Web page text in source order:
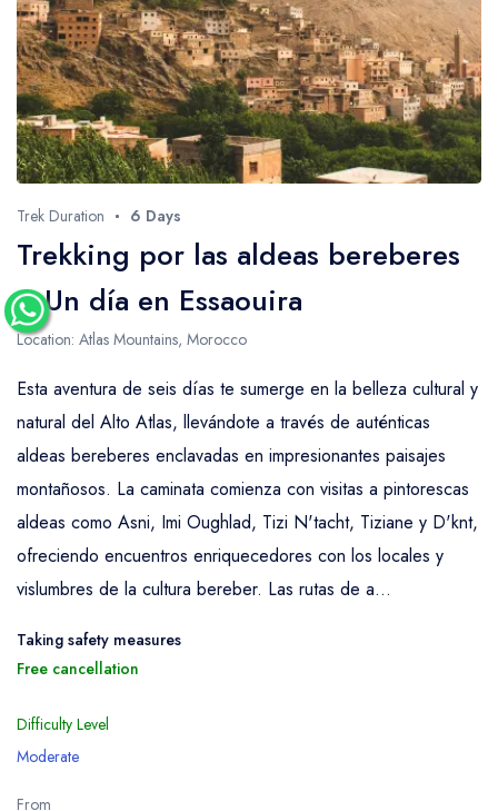
Trek Duration 6 Days
Trekking por las aldeas bereberes
+ Un día en Essaouira
Location: Atlas Mountains, Morocco
Esta aventura de seis días te sumerge en la belleza cultural y
natural del Alto Atlas, llevándote a través de auténticas
aldeas bereberes enclavadas en impresionantes paisajes
montañosos. La caminata comienza con visitas a pintorescas
aldeas como Asni, Imi Oughlad, Tizi N'tacht, Tiziane y D'knt,
ofreciendo encuentros enriquecedores con los locales y
vislumbres de la cultura bereber. Las rutas de a...
Taking safety measures
Free cancellation
Difficulty Level
Moderate
From